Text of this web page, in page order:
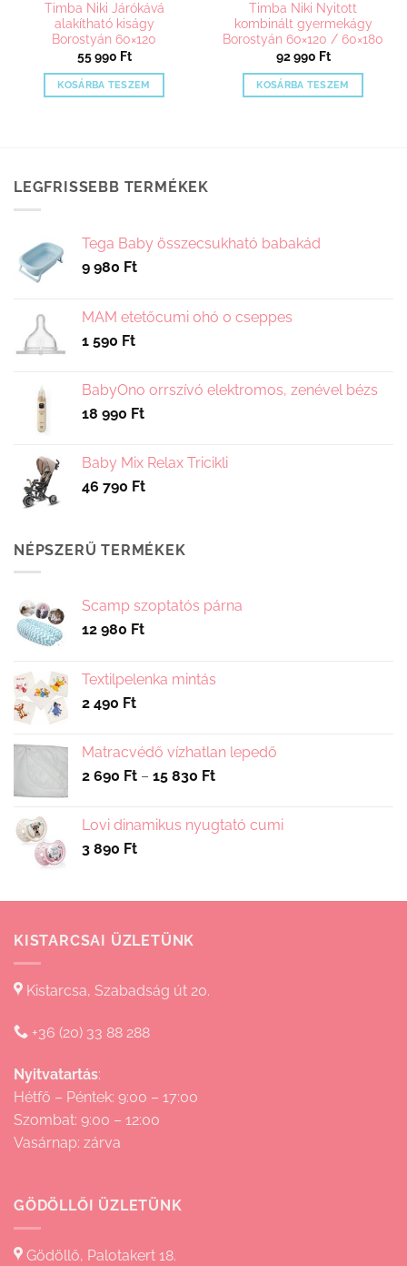
Timba Niki Járókává
alakítható kiságy
Borostyán 60×120
55 990 Ft
KOSÁRBA TESZEM
Timba Niki Nyitott
kombinált gyermekágy
Borostyán 60×120 / 60×180
92 990 Ft
KOSÁRBA TESZEM
LEGFRISSEBB TERMÉKEK
Tega Baby összecsukható babakád
9 980 Ft
MAM etetőcumi 0hó 0 cseppes
1 590 Ft
BabyOno orrszívó elektromos, zenével bézs
18 990 Ft
Baby Mix Relax Tricikli
46 790 Ft
NÉPSZERŰ TERMÉKEK
Scamp szoptatós párna
12 980 Ft
Textilpelenka mintás
2 490 Ft
Matracvédő vízhatlan lepedő
2 690 Ft – 15 830 FtÁrtartomány:
-
Lovi dinamikus nyugtató cumi
3 890 Ft
KISTARCSAI ÜZLETÜNK
Kistarcsa, Szabadság út 20.
+36 (20) 33 88 288
Nyitvatartás:
Hétfő – Péntek: 9:00 – 17:00
Szombat: 9:00 – 12:00
Vasárnap: zárva
GÖDÖLLŐI ÜZLETÜNK
Gödöllő, Palotakert 18.